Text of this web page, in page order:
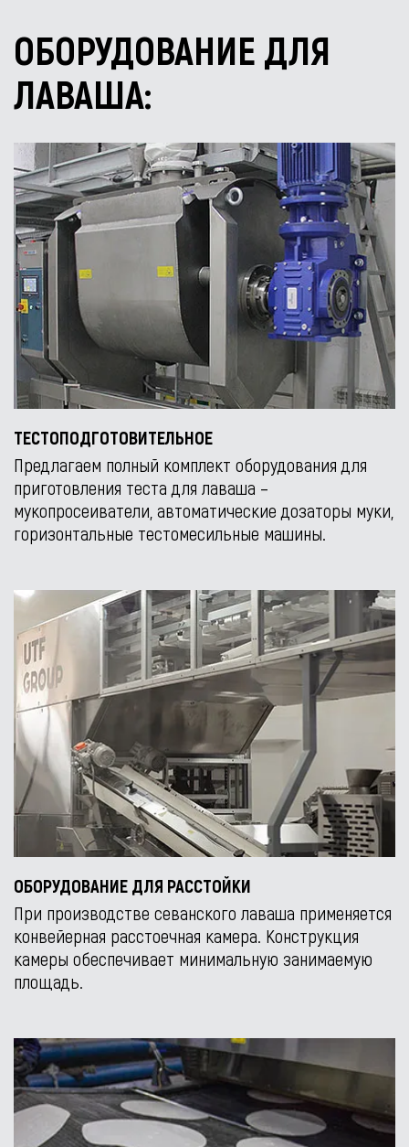
ОБОРУДОВАНИЕ ДЛЯ
ЛАВАША:
ТЕСТОПОДГОТОВИТЕЛЬНОЕ
Предлагаем полный комплект оборудования для
приготовления теста для лаваша –
мукопросеиватели, автоматические дозаторы муки,
горизонтальные тестомесильные машины.
ОБОРУДОВАНИЕ ДЛЯ РАССТОЙКИ
При производстве севанского лаваша применяется
конвейерная расстоечная камера. Конструкция
камеры обеспечивает минимальную занимаемую
площадь.